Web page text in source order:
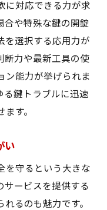
に対応できる力が求
合や特殊な鍵の開錠
を選択する応用力が
断力や最新工具の使
ン能力が挙げられま
る鍵トラブルに迅速
す。
い
を守るという大きな
サービスを提供する
るのも魅力です。